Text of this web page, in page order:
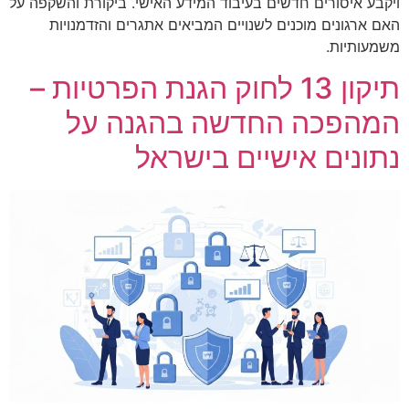
האם ארגונים מוכנים לשנויים המביאים אתגרים והזדמנויות
משמעותיות.
תיקון 13 לחוק הגנת הפרטיות –
המהפכה החדשה בהגנה על
נתונים אישיים בישראל